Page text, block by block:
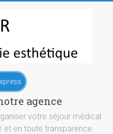
agence
votre séjour médical
et en toute transparence.